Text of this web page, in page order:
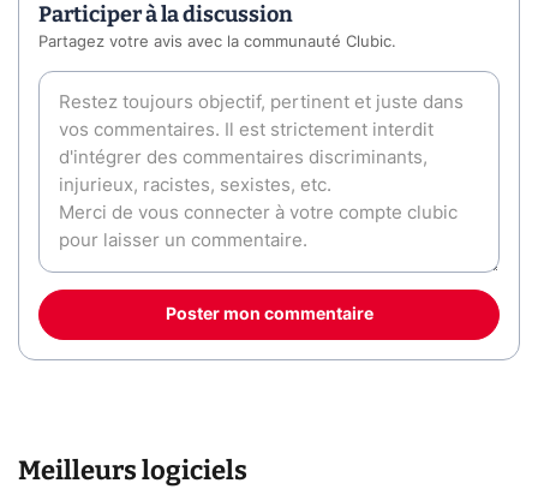
Participer à la discussion
Partagez votre avis avec la communauté Clubic.
Poster mon commentaire
Meilleurs logiciels